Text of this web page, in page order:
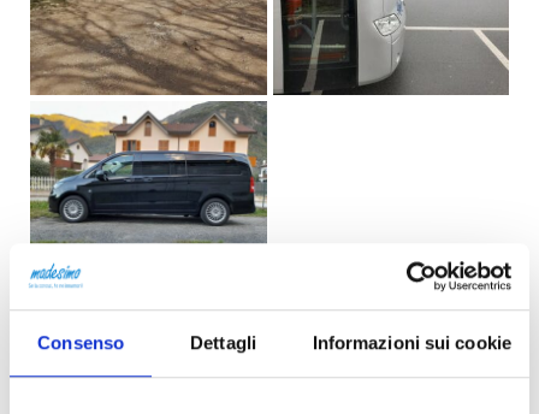
Consenso Dettagli Informazioni sui cookie